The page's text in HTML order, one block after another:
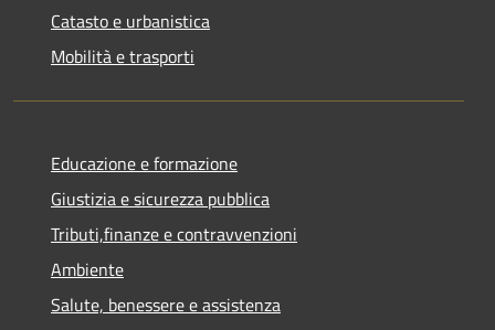
Catasto e urbanistica
Mobilità e trasporti
Educazione e formazione
Giustizia e sicurezza pubblica
Tributi,finanze e contravvenzioni
Ambiente
Salute, benessere e assistenza